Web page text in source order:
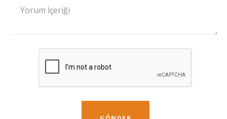
Yorum İçeriği